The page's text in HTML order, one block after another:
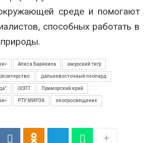
среде и помогают
способных работать в
Алиса Барякина амурский тигр
дальневосточный леопард
ООПТ Приморский край
РТУ МИРЭА экопросвещение